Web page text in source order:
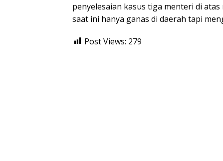
penyelesaian kasus tiga menteri di
saat ini hanya ganas di daerah tapi
Post Views: 279